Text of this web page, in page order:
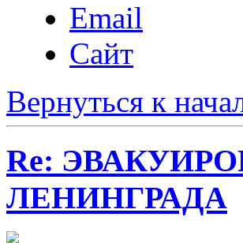
Email
Сайт
Вернуться к
Re:
ЛЕНИНГРАДА